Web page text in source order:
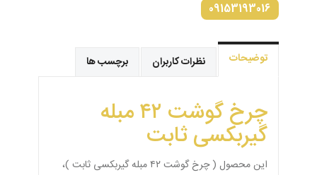
09153193016
توضیحات نظرات کاربران برچسب ها
چرخ گوشت ۴۲ مبله
گیربکسی ثابت
این محصول ( چرخ گوشت ۴۲ مبله گیربکسی ثابت )،